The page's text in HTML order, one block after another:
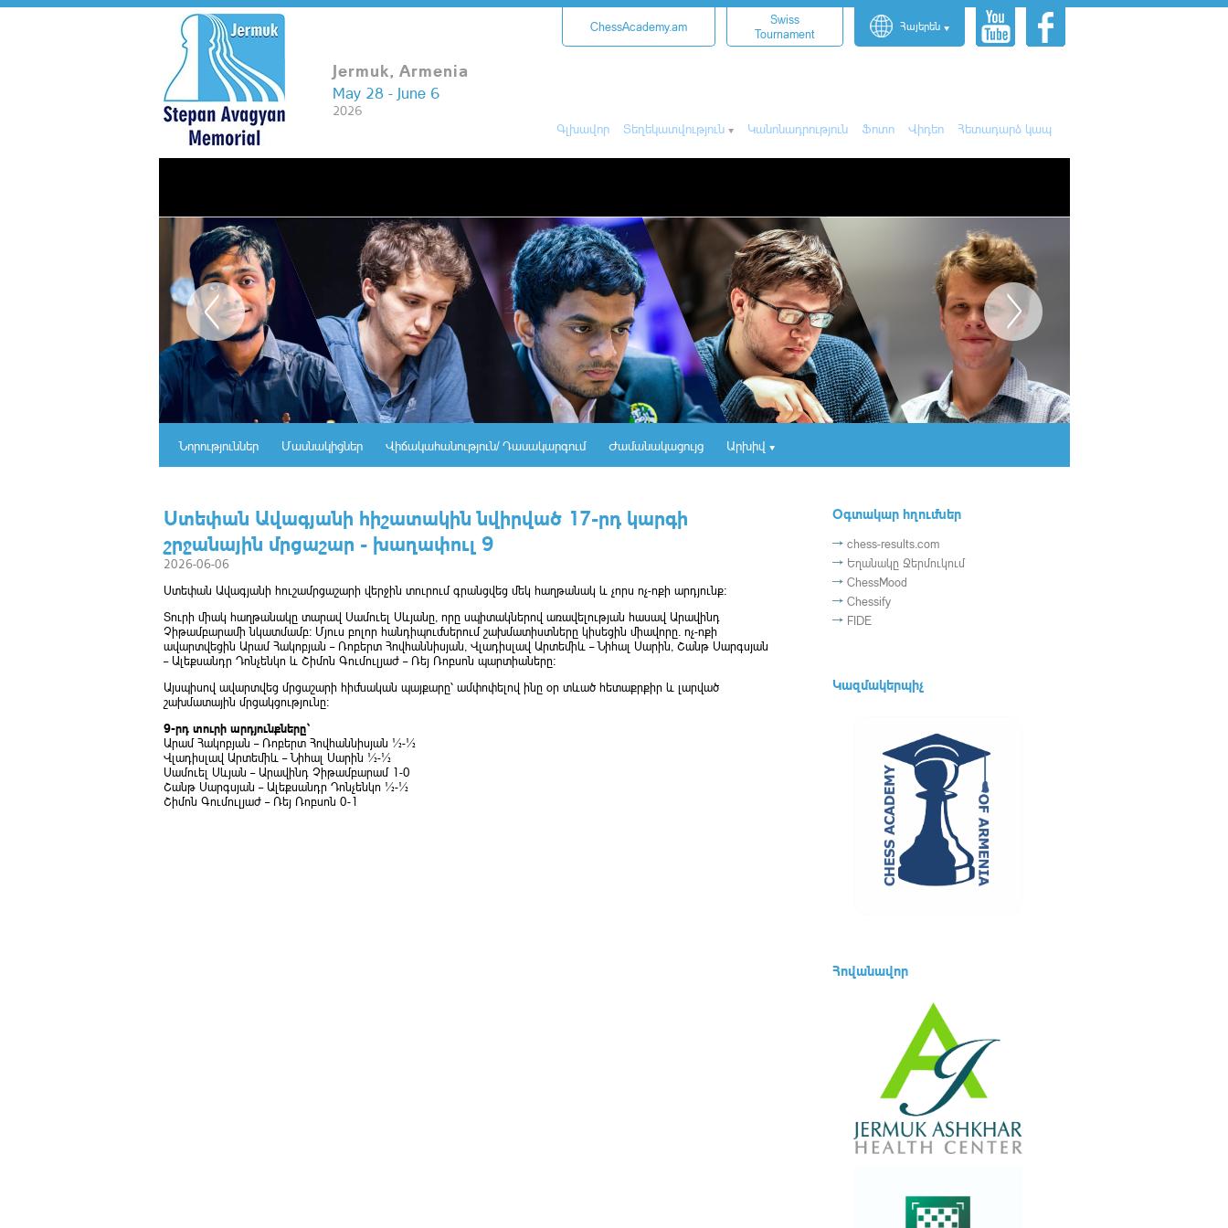
Jermuk, Armenia
May 28 - June 6
2026
Հայերեն
Swiss
Tournament
ChessAcademy.am
Հետադարձ կապ
Վիդեո
Ֆոտո
Կանոնադրություն
Տեղեկատվություն
Գլխավոր
Արխիվ
Ժամանակացույց
Վիճակահանություն/ Դասակարգում
Մասնակիցներ
Նորություններ
Ստեփան Ավագյանի հիշատակին նվիրված 17-րդ կարգի
շրջանային մրցաշար - խաղափուլ 9
2026-06-06
Ստեփան Ավագյանի հուշամրցաշարի վերջին տուրում գրանցվեց մեկ հաղթանակ և չորս ոչ-ոքի արդյունք։
Տուրի միակ հաղթանակը տարավ Սամուել Սևյանը, որը սպիտակներով առավելության հասավ Արավինդ
Չիթամբարամի նկատմամբ։ Մյուս բոլոր հանդիպումներում շախմատիստները կիսեցին միավորը․ ոչ-ոքի
ավարտվեցին Արամ Հակոբյան – Ռոբերտ Հովհաննիսյան, Վլադիսլավ Արտեմիև – Նիհալ Սարին, Շանթ Սարգսյան
– Ալեքսանդր Դոնչենկո և Շիմոն Գումուլյաժ – Ռեյ Ռոբսոն պարտիաները։
Այսպիսով ավարտվեց մրցաշարի հիմնական պայքարը՝ ամփոփելով ինը օր տևած հետաքրքիր և լարված
շախմատային մրցակցությունը։
9-րդ տուրի արդյունքները՝
Արամ Հակոբյան – Ռոբերտ Հովհաննիսյան ½-½
Վլադիսլավ Արտեմիև – Նիհալ Սարին ½-½
Սամուել Սևյան – Արավինդ Չիթամբարամ 1-0
Շանթ Սարգսյան – Ալեքսանդր Դոնչենկո ½-½
Շիմոն Գումուլյաժ – Ռեյ Ռոբսոն 0-1
Օգտակար հղումներ
chess-results.com
Եղանակը Ջերմուկում
ChessMood
Chessify
FIDE
Կազմակերպիչ
Հովանավոր